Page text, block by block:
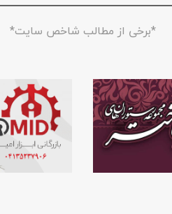
*برخی از مطالب شاخص سایت*